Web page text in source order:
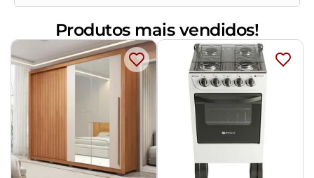
Produtos mais vendidos!